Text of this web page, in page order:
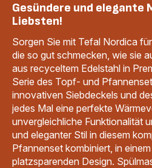
Gesündere und elegante
Liebsten!
Sorgen Sie mit Tefal Nordica
die so gut schmecken, wie sie
aus recyceltem Edelstahl in
Serie des Topf- und
innovativen Siebdeckels und
jedes Mal eine perfekte
unvergleichliche Funktionalität
und eleganter Stil in diesem
Pfannenset kombiniert, in
platzsparenden Design.